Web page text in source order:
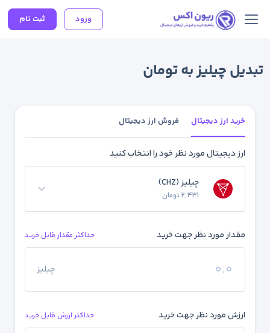
ورود ثبت نام
تبدیل چیلیز به تومان
خرید ارز دیجیتال فروش ارز دیجیتال
ارز دیجیتال مورد نظر خود را انتخاب کنید
چیلیز (CHZ)
2,431 تومان
مقدار مورد نظر جهت خرید حداکثر مقدار قابل خرید
چیلیز
ارزش مورد نظر جهت خرید حداکثر ارزش قابل خرید